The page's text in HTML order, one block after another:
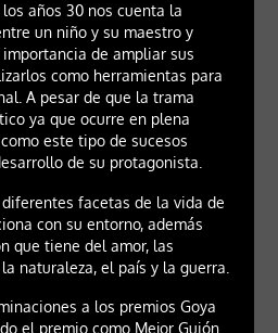
años 30 nos cuenta la
un niño y su maestro y
de ampliar sus
como herramientas para
A pesar de que la trama
ya que ocurre en plena
este tipo de sucesos
de su protagonista.
facetas de la vida de
con su entorno, además
que tiene del amor, las
naturaleza, el país y la guerra.
a los premios Goya
el premio como Mejor Guión